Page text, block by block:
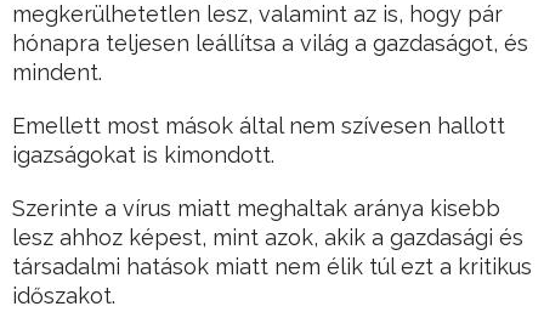
megkerülhetetlen lesz, valamint az is, hogy pár
hónapra teljesen leállítsa a világ a gazdaságot, és
mindent.
Emellett most mások által nem szívesen hallott
igazságokat is kimondott.
Szerinte a vírus miatt meghaltak aránya kisebb
lesz ahhoz képest, mint azok, akik a gazdasági és
társadalmi hatások miatt nem élik túl ezt a kritikus
időszakot.